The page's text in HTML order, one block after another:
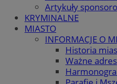
Artykuły
KRYMINALNE
MIASTO
INFORMACJE O
Historia
Ważne